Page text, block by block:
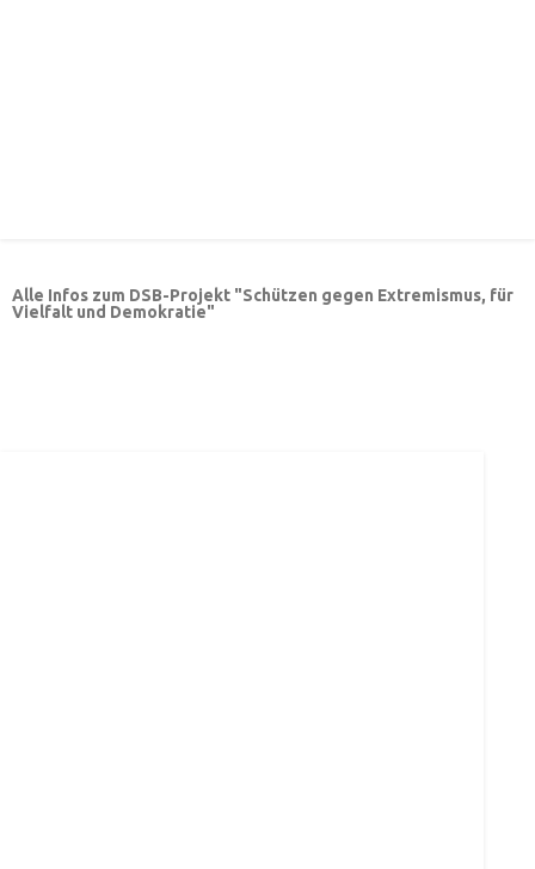
Alle Infos zum DSB-Projekt "Schützen gegen Extremismus, für
Vielfalt und Demokratie"